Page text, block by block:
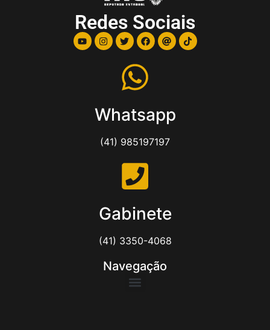
Redes Sociais
Whatsapp
(41) 985197197
Gabinete
(41) 3350-4068
Navegação